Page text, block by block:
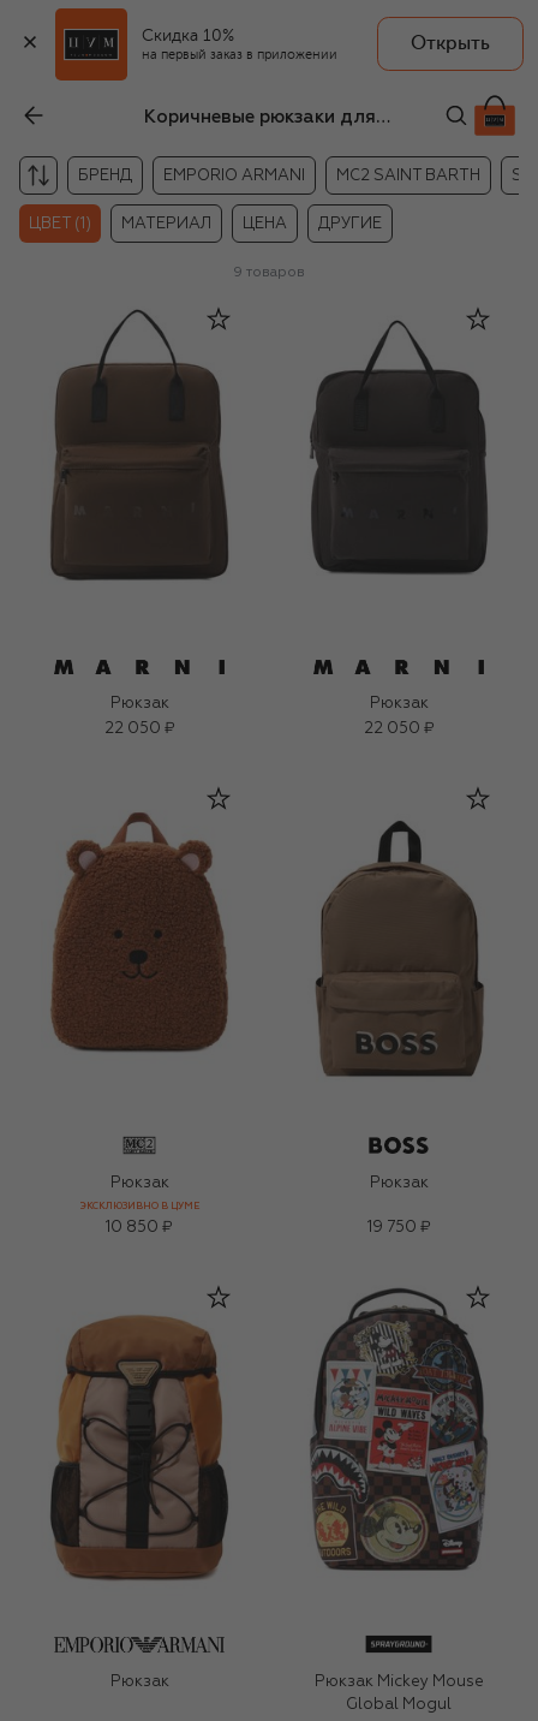
Скидка 10%
на первый заказ в приложении
Открыть
Коричневые рюкзаки для детей
БРЕНД EMPORIO ARMANI MC2 SAINT BARTH
ЦВЕТ (1) МАТЕРИАЛ ЦЕНА ДРУГИЕ
9 товаров
Рюкзак
22 050 ₽
Рюкзак
22 050 ₽
Рюкзак
ЭКСКЛЮЗИВНО В ЦУМЕ
10 850 ₽
Рюкзак
19 750 ₽
Рюкзак
Рюкзак Mickey Mouse
Global Mogul